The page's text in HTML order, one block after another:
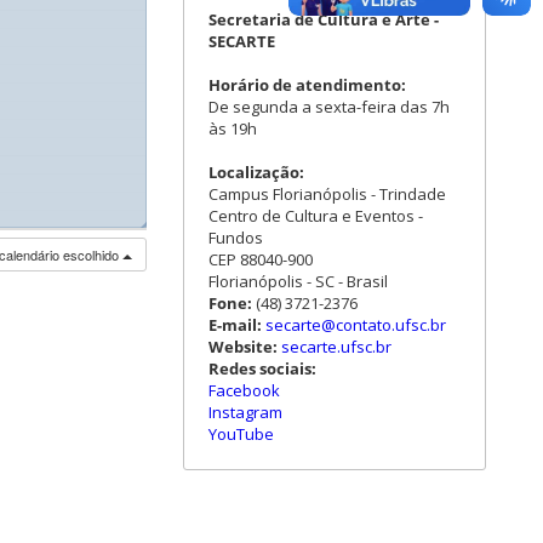
◢
escolhido
Secretaria de Cultura e Arte -
SECARTE
Horário de atendimento:
De segunda a sexta-feira das 7h
às 19h
Localização:
Campus Florianópolis - Trindade
Centro de Cultura e Eventos -
Fundos
CEP 88040-900
Florianópolis - SC - Brasil
Fone: (48) 3721-2376
E-mail: secarte@contato.ufsc.br
Website: secarte.ufsc.br
Redes sociais:
Facebook
Instagram
YouTube